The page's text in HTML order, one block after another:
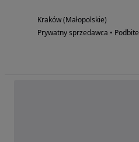
Kraków (Małopolskie)
Prywatny sprzedawca • Podbite